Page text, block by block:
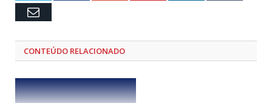
Email
CONTEÚDO RELACIONADO